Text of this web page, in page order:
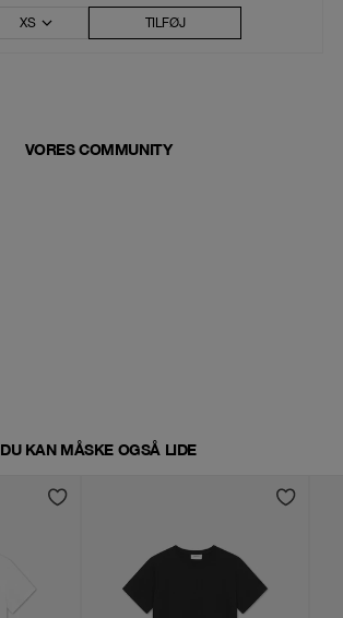
XS TILFØJ
VORES COMMUNITY
DU KAN MÅSKE OGSÅ LIDE